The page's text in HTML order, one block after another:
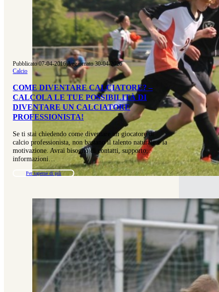
Pubblicato 07-04-2016|Aggiornato 30-04-2026
Calcio
COME DIVENTARE CALCIATORE? –
CALCOLA LE TUE POSSIBILITÀ DI
DIVENTARE UN CALCIATORE
PROFESSIONISTA!
Se ti stai chiedendo come diventare un giocatore di
calcio professionista, non bastano il talento naturale e la
motivazione. Avrai bisogno di contatti, supporto,
informazioni…
Per saperne di più